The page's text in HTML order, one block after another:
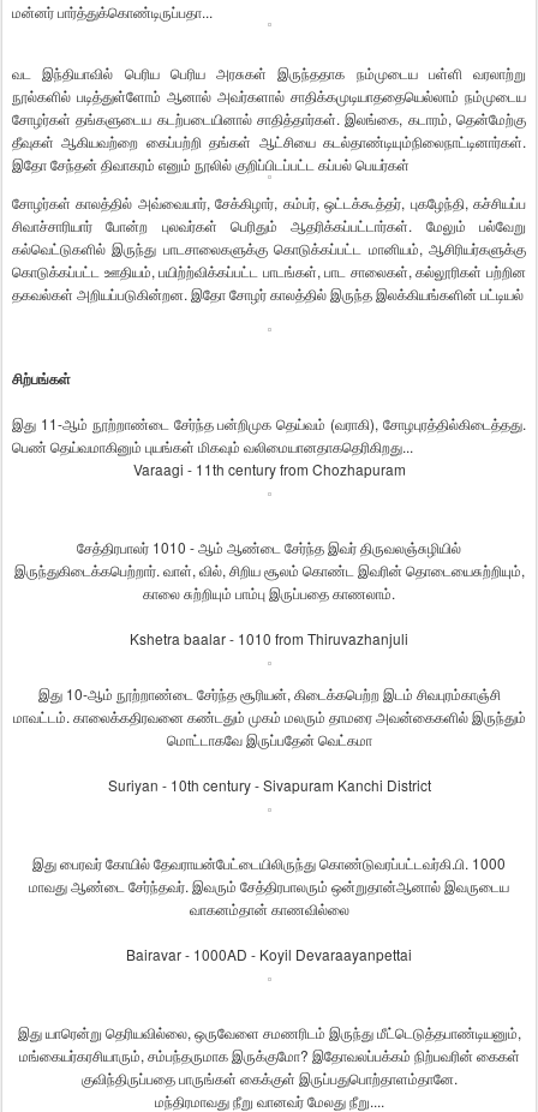
மன்னர் பார்த்துக்கொண்டிருப்பதா...
வட இந்தியாவில் பெரிய பெரிய அரசுகள் இருந்ததாக நம்முடைய பள்ளி வரலாற்று
நூல்களில் படித்துள்ளோம் ஆனால் அவர்களால் சாதிக்கமுடியாததையெல்லாம் நம்முடைய
சோழர்கள் தங்களுடைய கடற்படையினால் சாதித்தார்கள். இலங்கை, கடாரம், தென்மேற்கு
தீவுகள் ஆகியவற்றை கைப்பற்றி தங்கள் ஆட்சியை கடல்தாண்டியும்நிலைநாட்டினார்கள்.
இதோ சேந்தன் திவாகரம் எனும் நூலில் குறிப்பிடப்பட்ட கப்பல் பெயர்கள்
சோழர்கள் காலத்தில் அவ்வையார், சேக்கிழார், கம்பர், ஒட்டக்கூத்தர், புகழேந்தி, கச்சியப்ப
சிவாச்சாரியார் போன்ற புலவர்கள் பெரிதும் ஆதரிக்கப்பட்டார்கள். மேலும் பல்வேறு
கல்வெட்டுகளில் இருந்து பாடசாலைகளுக்கு கொடுக்கப்பட்ட மானியம், ஆசிரியர்களுக்கு
கொடுக்கப்பட்ட ஊதியம், பயிற்ற்விக்கப்பட்ட பாடங்கள், பாட சாலைகள், கல்லூரிகள் பற்றின
தகவல்கள் அறியப்படுகின்றன. இதோ சோழர் காலத்தில் இருந்த இலக்கியங்களின் பட்டியல்
சிற்பங்கள்
இது 11-ஆம் நூற்றாண்டை சேர்ந்த பன்றிமுக தெய்வம் (வராகி),சோழபுரத்தில்கிடைத்தது.
பெண் தெய்வமாகினும் புயங்கள் மிகவும் வலிமையானதாகதெரிகிறது...
Varaagi - 11th century from Chozhapuram
சேத்திரபாலர் 1010 -ஆம் ஆண்டை சேர்ந்தஇவர்திருவலஞ்சுழியில்
இருந்துகிடைக்கபெற்றார். வாள், வில், சிறிய சூலம் கொண்ட இவரின் தொடையைசுற்றியும்,
காலைசுற்றியும் பாம்புஇருப்பதைகாணலாம்.
Kshetra baalar - 1010 from Thiruvazhanjuli
இது10-ஆம் நூற்றாண்டை சேர்ந்த சூரியன், கிடைக்கபெற்ற இடம் சிவபுரம்காஞ்சி
மாவட்டம். காலைக்கதிரவனை கண்டதும் முகம் மலரும் தாமரை அவன்கைகளில் இருந்தும்
மொட்டாகவே இருப்பதேன் வெட்கமா
Suriyan - 10th century - Sivapuram Kanchi District
இதுபைரவர்கோயில்தேவராயன்பேட்டையிலிருந்துகொண்டுவரப்பட்டவர்கி.பி. 1000
மாவதுஆண்டை சேர்ந்தவர். இவரும் சேத்திரபாலரும் ஒன்றுதான்ஆனால்இவருடைய
வாகனம்தான் காணவில்லை
Bairavar - 1000AD - Koyil Devaraayanpettai
இது யாரென்று தெரியவில்லை, ஒருவேளை சமணரிடம் இருந்து மீட்டெடுத்தபாண்டியனும்,
மங்கையர்கரசியாரும், சம்பந்தருமாக இருக்குமோ? இதோவலப்பக்கம் நிற்பவரின் கைகள்
குவிந்திருப்பதை பாருங்கள் கைக்குள் இருப்பதுபொற்தாளம்தானே.
மந்திரமாவது நீறு வானவர் மேலது நீறு....